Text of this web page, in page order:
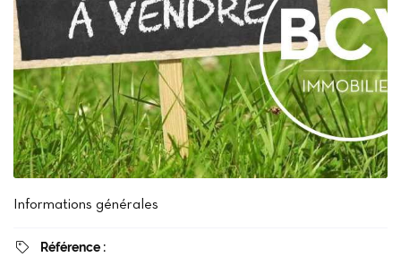
Informations générales

Référence :